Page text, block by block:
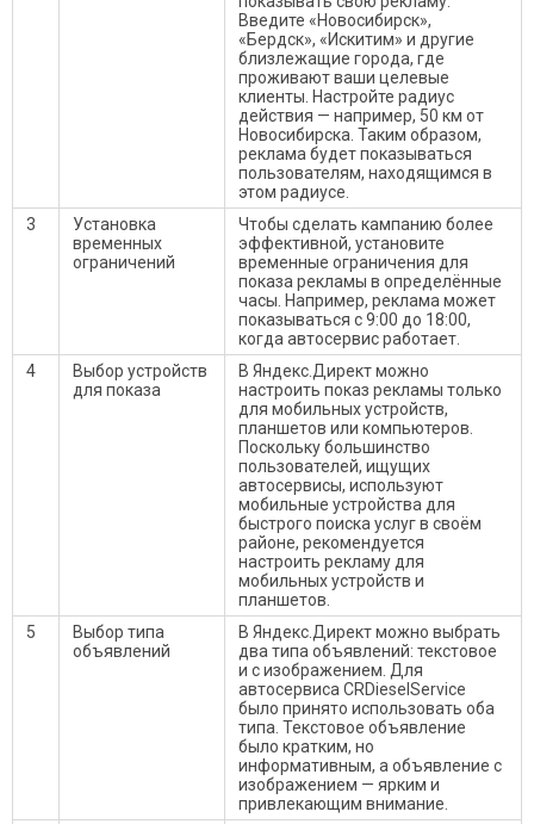
Введите «Новосибирск»,
«Бердск», «Искитим» и другие
близлежащие города, где
проживают ваши целевые
клиенты. Настройте радиус
действия — например, 50 км от
Новосибирска. Таким образом,
реклама будет показываться
пользователям, находящимся в
этом радиусе.
3
Установка
временных
ограничений
Чтобы сделать кампанию более
эффективной, установите
временные ограничения для
показа рекламы в определённые
часы. Например, реклама может
показываться с 9:00 до 18:00,
когда автосервис работает.
4
Выбор устройств
для показа
В Яндекс.Директ можно
настроить показ рекламы только
для мобильных устройств,
планшетов или компьютеров.
Поскольку большинство
пользователей, ищущих
автосервисы, используют
мобильные устройства для
быстрого поиска услуг в своём
районе, рекомендуется
настроить рекламу для
мобильных устройств и
планшетов.
5
Выбор типа
объявлений
В Яндекс.Директ можно выбрать
два типа объявлений: текстовое
и с изображением. Для
автосервиса CRDieselService
было принято использовать оба
типа. Текстовое объявление
было кратким, но
информативным, а объявление с
изображением — ярким и
привлекающим внимание.